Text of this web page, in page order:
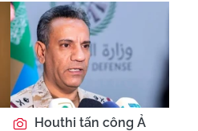
Houthi tấn công Ả